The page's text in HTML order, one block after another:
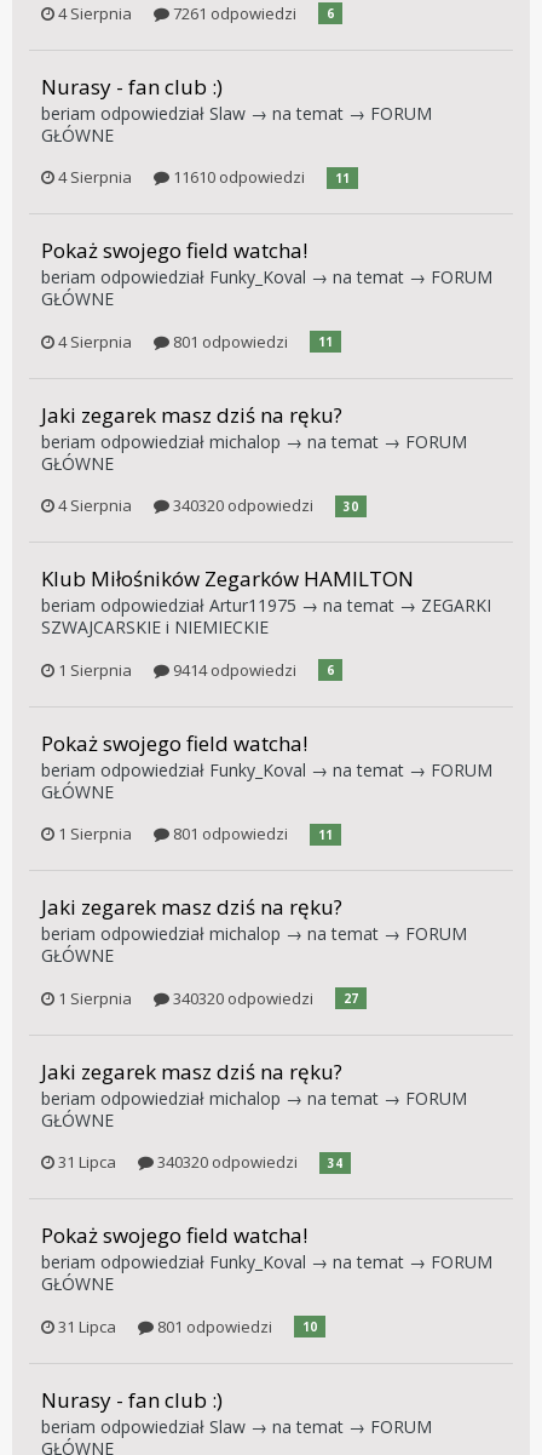
4 Sierpnia 7261 odpowiedzi 6
Nurasy - fan club :)
beriam odpowiedział Slaw → na temat → FORUM
GŁÓWNE
4 Sierpnia 11610 odpowiedzi 11
Pokaż swojego field watcha!
beriam odpowiedział Funky_Koval → na temat → FORUM
GŁÓWNE
4 Sierpnia 801 odpowiedzi 11
Jaki zegarek masz dziś na ręku?
beriam odpowiedział michalop → na temat → FORUM
GŁÓWNE
4 Sierpnia 340320 odpowiedzi 30
Klub Miłośników Zegarków HAMILTON
beriam odpowiedział Artur11975 → na temat → ZEGARKI
SZWAJCARSKIE i NIEMIECKIE
1 Sierpnia 9414 odpowiedzi 6
Pokaż swojego field watcha!
beriam odpowiedział Funky_Koval → na temat → FORUM
GŁÓWNE
1 Sierpnia 801 odpowiedzi 11
Jaki zegarek masz dziś na ręku?
beriam odpowiedział michalop → na temat → FORUM
GŁÓWNE
1 Sierpnia 340320 odpowiedzi 27
Jaki zegarek masz dziś na ręku?
beriam odpowiedział michalop → na temat → FORUM
GŁÓWNE
31 Lipca 340320 odpowiedzi 34
Pokaż swojego field watcha!
beriam odpowiedział Funky_Koval → na temat → FORUM
GŁÓWNE
31 Lipca 801 odpowiedzi 10
Nurasy - fan club :)
beriam odpowiedział Slaw → na temat → FORUM
GŁÓWNE